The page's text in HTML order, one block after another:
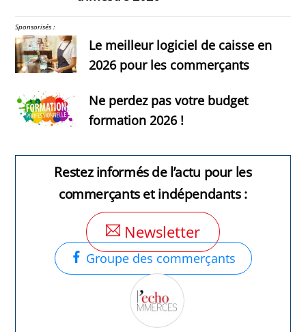
Sponsorisés :
Le meilleur logiciel de caisse en
2026 pour les commerçants
Ne perdez pas votre budget
formation 2026 !
Restez informés de l’actu pour les
commerçants et indépendants :
Newsletter
Groupe des commerçants